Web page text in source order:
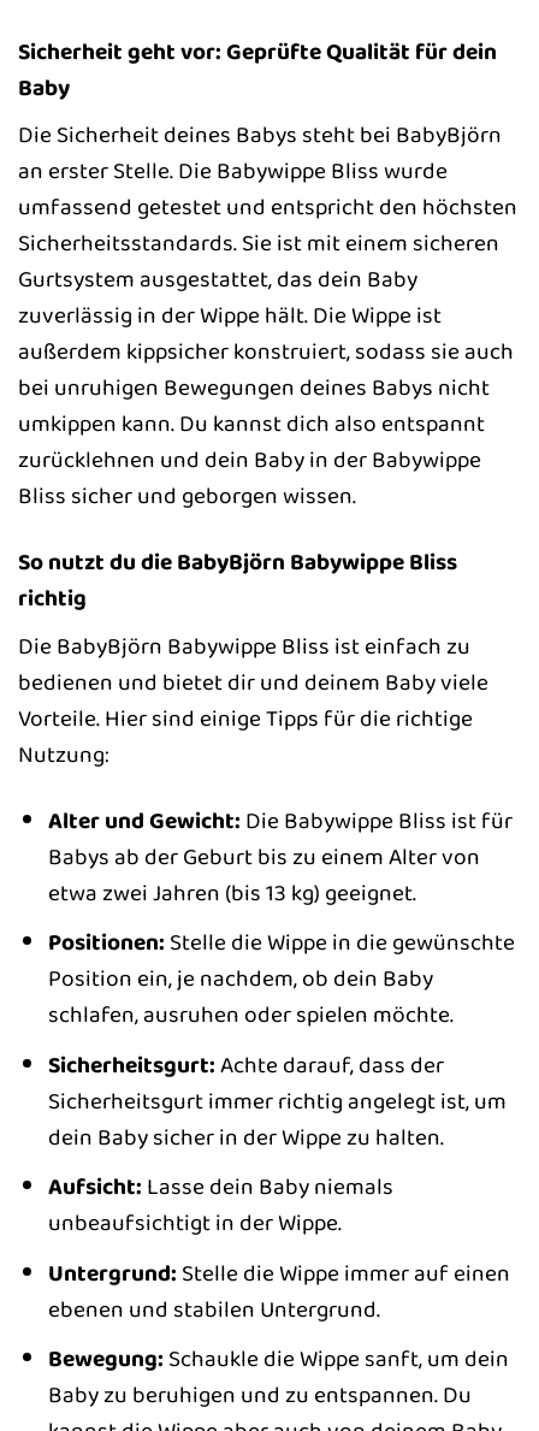
Sicherheit geht vor: Geprüfte Qualität für dein
Baby
Die Sicherheit deines Babys steht bei BabyBjörn
an erster Stelle. Die Babywippe Bliss wurde
umfassend getestet und entspricht den höchsten
Sicherheitsstandards. Sie ist mit einem sicheren
Gurtsystem ausgestattet, das dein Baby
zuverlässig in der Wippe hält. Die Wippe ist
außerdem kippsicher konstruiert, sodass sie auch
bei unruhigen Bewegungen deines Babys nicht
umkippen kann. Du kannst dich also entspannt
zurücklehnen und dein Baby in der Babywippe
Bliss sicher und geborgen wissen.
So nutzt du die BabyBjörn Babywippe Bliss
richtig
Die BabyBjörn Babywippe Bliss ist einfach zu
bedienen und bietet dir und deinem Baby viele
Vorteile. Hier sind einige Tipps für die richtige
Nutzung:
Alter und Gewicht: Die Babywippe Bliss ist für
Babys ab der Geburt bis zu einem Alter von
etwa zwei Jahren (bis 13 kg) geeignet.
Positionen: Stelle die Wippe in die gewünschte
Position ein, je nachdem, ob dein Baby
schlafen, ausruhen oder spielen möchte.
Sicherheitsgurt:Achte darauf, dass der
Sicherheitsgurt immer richtig angelegt ist, um
dein Baby sicher in der Wippe zu halten.
Aufsicht: Lasse dein Baby niemals
unbeaufsichtigt in der Wippe.
Untergrund: Stelle die Wippe immer auf einen
ebenen und stabilen Untergrund.
Bewegung: Schaukle die Wippe sanft, um dein
Baby zu beruhigen und zu entspannen. Du